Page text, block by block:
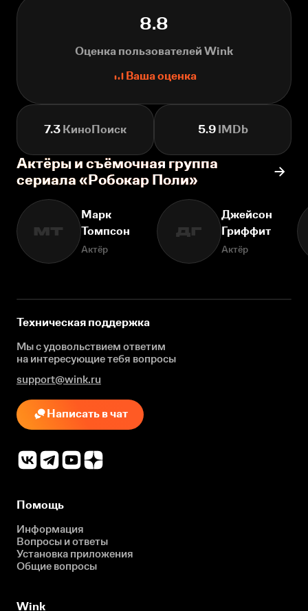
8.8
Оценка пользователей Wink
Ваша оценка
7.3 КиноПоиск 5.9IMDb
Актёры и съёмочная группа
сериала «Робокар Поли»
МТ
Марк
Томпсон
Актёр
ДГ
Джейсон
Гриффит
Актёр
Техническая поддержка
Мы с удовольствием ответим
на интересующиетебя вопросы
support@wink.ru
Написать в чат
Помощь
Информация
Вопросы и ответы
Установка приложения
Общие вопросы
Wink